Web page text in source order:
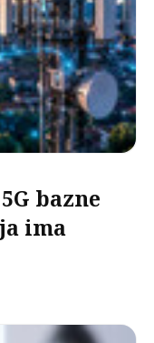
bazne
ima